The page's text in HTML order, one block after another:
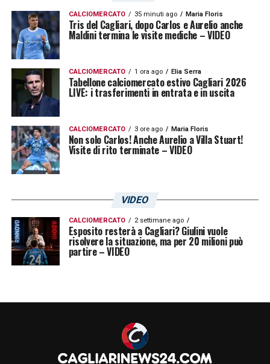
CALCIOMERCATO 35 minuti ago Maria Floris
Tris del Cagliari, dopo Carlos e Aurelio anche
Maldini termina le visite mediche – VIDEO
CALCIOMERCATO 1 ora ago Elia Serra
Tabellone calciomercato estivo Cagliari 2026
LIVE: i trasferimenti in entrata e in uscita
CALCIOMERCATO 3 ore ago Maria Floris
Non solo Carlos! Anche Aurelio a Villa Stuart!
Visite di rito terminate – VIDEO
VIDEO
CALCIOMERCATO 2 settimane ago
Esposito resterà a Cagliari? Giulini vuole
risolvere la situazione, ma per 20 milioni può
partire – VIDEO